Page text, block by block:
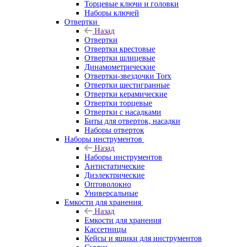
Торцевые ключи и головки
Наборы ключей
Отвертки
Назад
Отвертки
Отвертки крестовые
Отвертки шлицевые
Динамометрические
Отвертки-звездочки Torx
Отвертки шестигранные
Отвертки керамические
Отвертки торцевые
Отвертки с насадками
Биты для отверток, насадки
Наборы отверток
Наборы инструментов
Назад
Наборы инструментов
Антистатические
Диэлектрические
Оптоволокно
Универсальные
Емкости для хранения
Назад
Емкости для хранения
Кассетницы
Кейсы и ящики для инструментов